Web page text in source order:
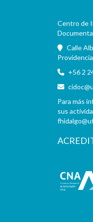
Centro de
Calle
+56 2
Para más
sus